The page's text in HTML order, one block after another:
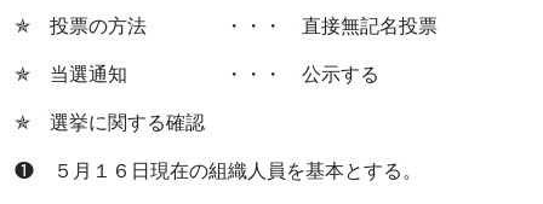
✯ 投票の方法 ・・・ 直接無記名投票
✯ 当選通知 ・・・ 公示する
✯ 選挙に関する確認
❶ ５月１６日現在の組織人員を基本とする。